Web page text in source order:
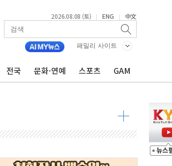
2026.08.08 (토) | ENG | 中文
패밀리 사이트
전국 문화·연예 스포츠 GAM
600 지수는 나흘 연속 최고치
자체 억지력 강화